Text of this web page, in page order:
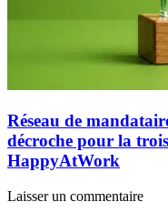
Réseau de
décroche pour la
HappyAtWork
Laisser un commentaire